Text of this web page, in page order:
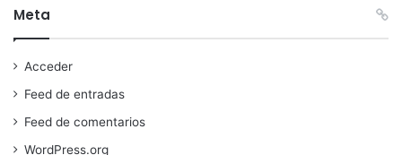
Meta
Acceder
Feed de entradas
Feed de comentarios
WordPress.org